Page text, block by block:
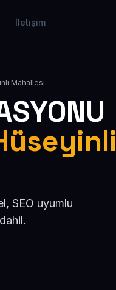
İletişim
Mahallesi
SEO uyumlu